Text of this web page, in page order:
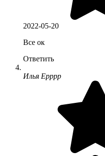
2022-05-20
Все ок
Ответить
Илья Ерррр